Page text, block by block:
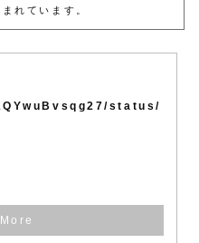
れています。
status/